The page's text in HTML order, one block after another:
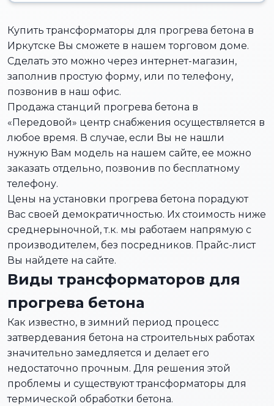
Купить трансформаторы для прогрева бетона в
Иркутске Вы сможете в нашем торговом доме.
Сделать это можно через интернет-магазин,
заполнив простую форму, или по телефону,
позвонив в наш офис.
Продажа станций прогрева бетона в
«Передовой» центр снабжения осуществляется в
любое время. В случае, если Вы не нашли
нужную Вам модель на нашем сайте, ее можно
заказать отдельно, позвонив по бесплатному
телефону.
Цены на установки прогрева бетона порадуют
Вас своей демократичностью. Их стоимость ниже
среднерыночной, т.к. мы работаем напрямую с
производителем, без посредников. Прайс-лист
Вы найдете на сайте.
Виды трансформаторов для
прогрева бетона
Как известно, в зимний период процесс
затвердевания бетона на строительных работах
значительно замедляется и делает его
недостаточно прочным. Для решения этой
проблемы и существуют трансформаторы для
термической обработки бетона.